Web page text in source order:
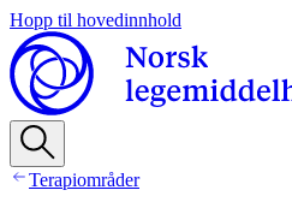
Hopp til hovedinnhold
Terapiområder